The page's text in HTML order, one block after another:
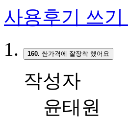
사용후기 쓰기
160. 싼가격에 잘장착 했어요
작성자
윤태원